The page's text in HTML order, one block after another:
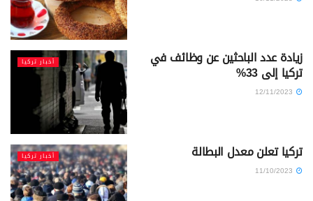
أخبار تركيا زيادة عدد الباحثين عن وظائف في
تركيا إلى 33%
أخبار تركيا تركيا تعلن معدل البطالة